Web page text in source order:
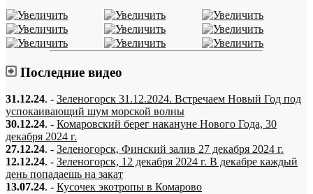
Последние видео
31.12.24. - Зеленогорск 31.12.2024. Встречаем Новый Год под
успокаивающий шум морской волны
30.12.24. - Комаровский берег накануне Нового Года, 30
декабря 2024 г.
27.12.24. - Зеленогорск, Финский залив 27 декабря 2024 г.
12.12.24. - Зеленогорск, 12 декабря 2024 г. В декабре каждый
день попадаешь на закат
13.07.24. - Кусочек экотропы в Комарово